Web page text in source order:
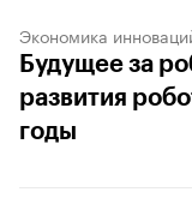
Экономика
Будущее за
развития
годы